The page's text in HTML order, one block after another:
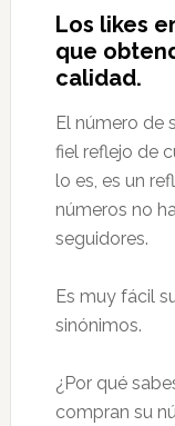
Los likes
que
calidad.
El número de
fiel reflejo de
lo es, es un
números no
seguidores.
Es muy fácil
sinónimos.
¿Por qué
compran su